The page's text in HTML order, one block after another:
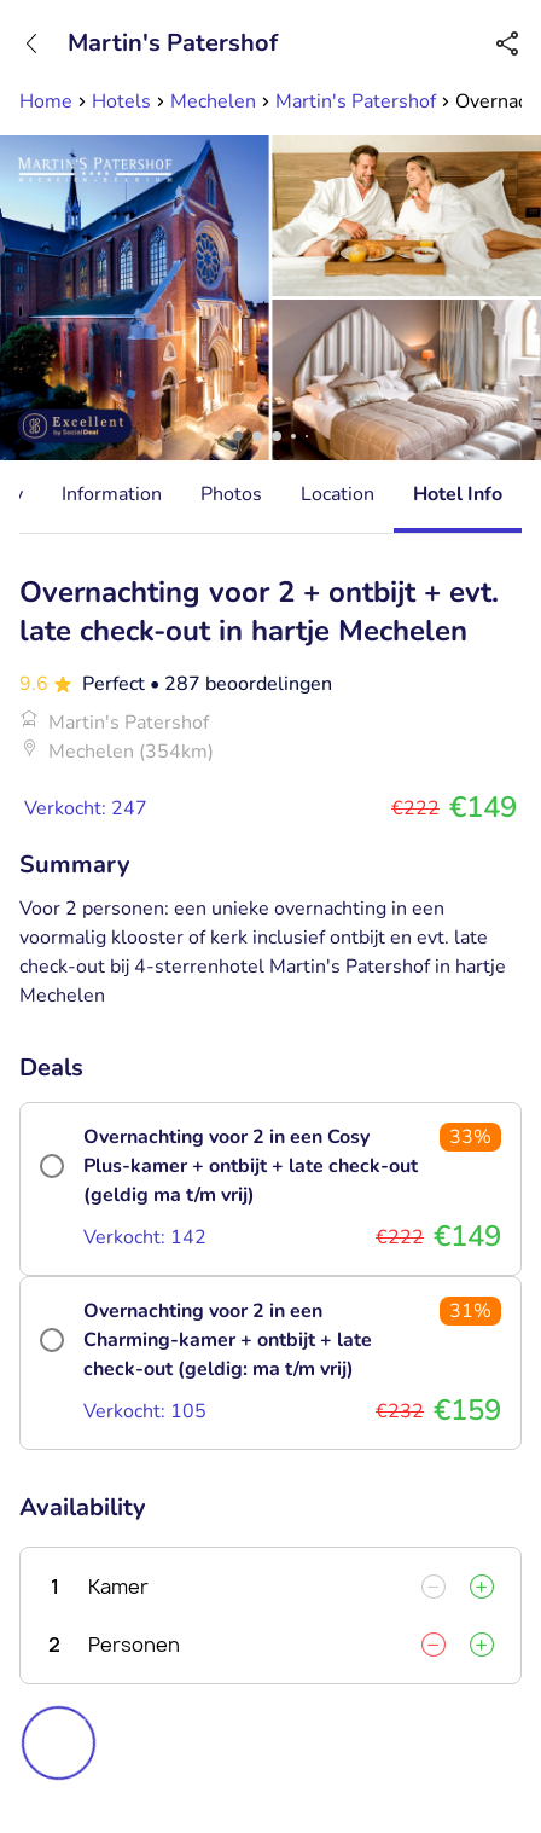
Available until 23:00
Home Hotels Mechelen Martin's Patershof
Martin's Patershof
Information Photos Location Hotel Info
Overnachting voor 2 + ontbijt + evt.
late check-out in hartje Mechelen
9.6 Perfect • 287 beoordelingen
Martin's Patershof
Mechelen (354km)
Verkocht: 247 €222 €149
Summary
Voor 2 personen: een unieke overnachting in een
voormalig klooster of kerk inclusief ontbijt en evt. late
check-out bij 4-sterrenhotel Martin's Patershof in hartje
Mechelen
Deals
Overnachting voor 2 in een Cosy
Plus-kamer + ontbijt + late check-out
(geldig ma t/m vrij)
33%
Verkocht: 142 €222 €149
Overnachting voor 2 in een
Charming-kamer + ontbijt + late
check-out (geldig: ma t/m vrij)
31%
Verkocht: 105 €232 €159
Availability
1 Kamer
2 Personen